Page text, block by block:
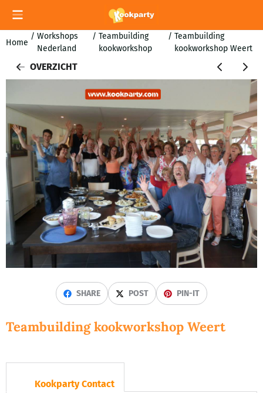
Cookievoorkeuren zijn momenteel gesloten.
Home
/ Workshops
Nederland
/ Teambuilding
kookworkshop
/ Teambuilding
kookworkshop Weert
OVERZICHT
SHARE POST PIN-IT
Teambuilding kookworkshop Weert
Kookparty Contact